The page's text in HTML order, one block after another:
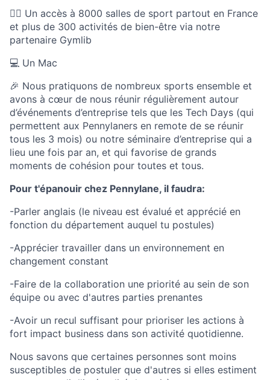
🏃‍♀️ Un accès à 8000 salles de sport partout en France
et plus de 300 activités de bien-être via notre
partenaire Gymlib
💻 Un Mac
🎉 Nous pratiquons de nombreux sports ensemble et
avons à cœur de nous réunir régulièrement autour
d’événements d’entreprise tels que les Tech Days (qui
permettent aux Pennylaners en remote de se réunir
tous les 3 mois) ou notre séminaire d’entreprise qui a
lieu une fois par an, et qui favorise de grands
moments de cohésion pour toutes et tous.
Pour t'épanouir chez Pennylane, il faudra:
-Parler anglais (le niveau est évalué et apprécié en
fonction du département auquel tu postules)
-Apprécier travailler dans un environnement en
changement constant
-Faire de la collaboration une priorité au sein de son
équipe ou avec d'autres parties prenantes
-Avoir un recul suffisant pour prioriser les actions à
fort impact business dans son activité quotidienne.
Nous savons que certaines personnes sont moins
susceptibles de postuler que d'autres si elles estiment